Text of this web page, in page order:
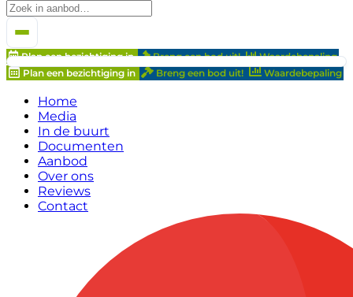
Plan een bezichtiging in Breng een bod uit!
Waardebepaling
Plan een bezichtiging in
Breng een bod uit! Waardebepaling
Home
Media
In de buurt
Documenten
Aanbod
Over ons
Reviews
Contact